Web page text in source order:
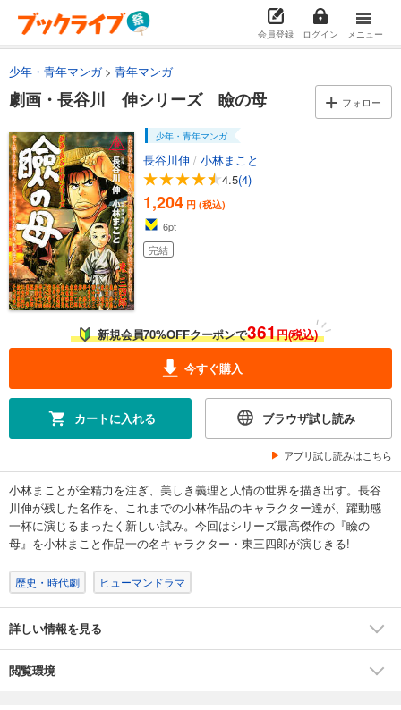
会員登録 ログイン メニュー
少年・青年マンガ 青年マンガ
劇画・長谷川 伸シリーズ 瞼の母 フォロー
少年・青年マンガ
長谷川伸 / 小林まこと
4.5(4)
1,204 円 (税込)
6pt
完結
新規会員70%OFFクーポンで361円(税込)
今すぐ購入
カートに入れる ブラウザ試し読み
アプリ試し読みはこちら
小林まことが全精力を注ぎ、美しき義理と人情の世界を描き出す。長谷
川伸が残した名作を、これまでの小林作品のキャラクター達が、躍動感
一杯に演じるまったく新しい試み。今回はシリーズ最高傑作の『瞼の
母』を小林まこと作品一の名キャラクター・東三四郎が演じきる!
歴史・時代劇 ヒューマンドラマ
詳しい情報を見る
閲覧環境